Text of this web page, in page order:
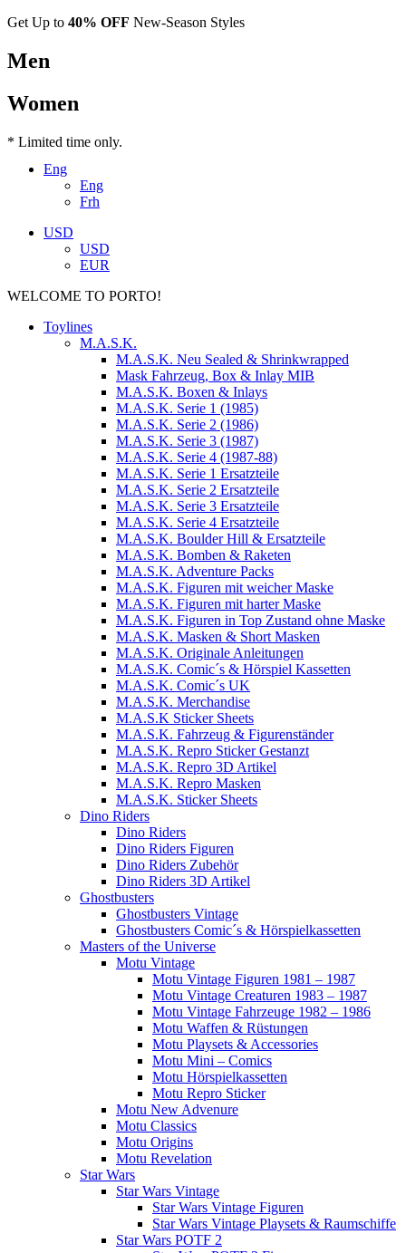
Get Up to 40% OFF New-Season Styles
Men
Women
* Limited time only.
Eng
Eng
Frh
USD
USD
EUR
WELCOME TO PORTO!
Toylines
M.A.S.K.
M.A.S.K. Neu Sealed & Shrinkwrapped
Mask Fahrzeug, Box & Inlay MIB
M.A.S.K. Boxen & Inlays
M.A.S.K. Serie 1 (1985)
M.A.S.K. Serie 2 (1986)
M.A.S.K. Serie 3 (1987)
M.A.S.K. Serie 4 (1987-88)
M.A.S.K. Serie 1 Ersatzteile
M.A.S.K. Serie 2 Ersatzteile
M.A.S.K. Serie 3 Ersatzteile
M.A.S.K. Serie 4 Ersatzteile
M.A.S.K. Boulder Hill & Ersatzteile
M.A.S.K. Bomben & Raketen
M.A.S.K. Adventure Packs
M.A.S.K. Figuren mit weicher Maske
M.A.S.K. Figuren mit harter Maske
M.A.S.K. Figuren in Top Zustand ohne Maske
M.A.S.K. Masken & Short Masken
M.A.S.K. Originale Anleitungen
M.A.S.K. Comic´s & Hörspiel Kassetten
M.A.S.K. Comic´s UK
M.A.S.K. Merchandise
M.A.S.K Sticker Sheets
M.A.S.K. Fahrzeug & Figurenständer
M.A.S.K. Repro Sticker Gestanzt
M.A.S.K. Repro 3D Artikel
M.A.S.K. Repro Masken
M.A.S.K. Sticker Sheets
Dino Riders
Dino Riders
Dino Riders Figuren
Dino Riders Zubehör
Dino Riders 3D Artikel
Ghostbusters
Ghostbusters Vintage
Ghostbusters Comic´s & Hörspielkassetten
Masters of the Universe
Motu Vintage
Motu Vintage Figuren 1981 – 1987
Motu Vintage Creaturen 1983 – 1987
Motu Vintage Fahrzeuge 1982 – 1986
Motu Waffen & Rüstungen
Motu Playsets & Accessories
Motu Mini – Comics
Motu Hörspielkassetten
Motu Repro Sticker
Motu New Advenure
Motu Classics
Motu Origins
Motu Revelation
Star Wars
Star Wars Vintage
Star Wars Vintage Figuren
Star Wars Vintage Playsets & Raumschiffe
Star Wars POTF 2